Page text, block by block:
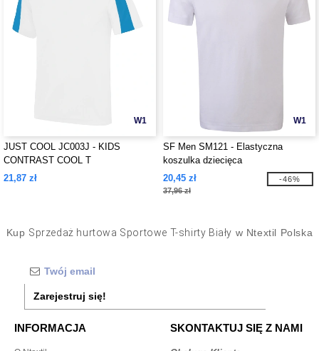
W1
JUST COOL JC003J - KIDS
CONTRAST COOL T
21,87 zł
W1
SF Men SM121 - Elastyczna
koszulka dziecięca
20,45 zł
37,96 zł
-46%
Kup Sprzedaż hurtowa Sportowe T-shirty Biały w Ntextil Polska
Zarejestruj się!
INFORMACJA SKONTAKTUJ SIĘ Z NAMI